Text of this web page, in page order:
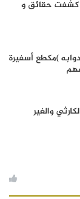
كشفت حقائق و
)مكطع أسفيرة
والغير